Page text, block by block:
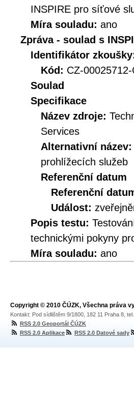
INSPIRE pro síťové
Míra souladu: ano
Zpráva - soulad s
Identifikátor
Kód: CZ-
Soulad
Specifikace
Název zdroje:
Services
Alternativní název:
prohlížecích služeb
Referenční datum
Referenční
Událost:
Popis testu:
technickými pokyny
Míra souladu: ano
Copyright © 2010 ČÚZK, Všechna práva
Kontakt: Pod sídlištěm 9/1800, 182 11 Praha 8,
RSS 2.0 Geoportál ČÚZK
RSS 2.0 Aplikace
RSS 2.0 Datové sady